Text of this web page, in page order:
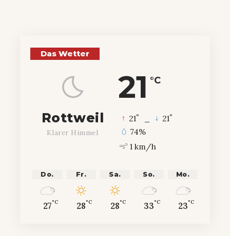
Das Wetter
21 °C
Rottweil
Klarer Himmel
21° 21°
74%
1 km/h
Do.
27°C
Fr.
28°C
Sa.
28°C
So.
33°C
Mo.
23°C